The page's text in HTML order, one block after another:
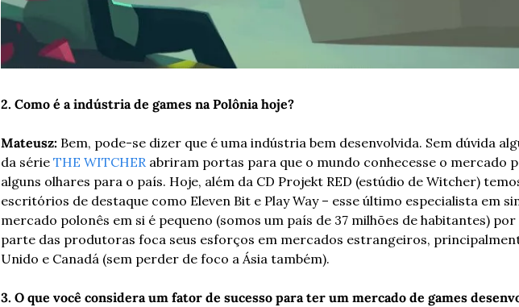
2. Como é a indústria de games na Polônia hoje?
Mateusz: Bem, pode-se dizer que é uma indústria bem desenvolvida. Sem dúvida
da série THE WITCHER abriram portas para que o mundo conhecesse o mercado
alguns olhares para o país. Hoje, além da CD Projekt RED (estúdio de Witcher)
escritórios de destaque como Eleven Bit e Play Way – esse último especialista em
mercado polonês em si é pequeno (somos um país de 37 milhões de habitantes)
parte das produtoras foca seus esforços em mercados estrangeiros,
Unido e Canadá (sem perder de foco a Ásia também).
3. O que você considera um fator de sucesso para ter um mercado de games